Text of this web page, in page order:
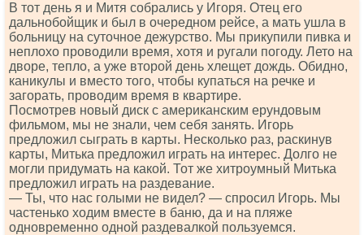
В тот день я и Митя собрались у Игоря. Отец его
дальнобойщик и был в очередном рейсе, а мать ушла в
больницу на суточное дежурство. Мы прикупили пивка и
неплохо проводили время, хотя и ругали погоду. Лето на
дворе, тепло, а уже второй день хлещет дождь. Обидно,
каникулы и вместо того, чтобы купаться на речке и
загорать, проводим время в квартире.
Посмотрев новый диск с американским ерундовым
фильмом, мы не знали, чем себя занять. Игорь
предложил сыграть в карты. Несколько раз, раскинув
карты, Митька предложил играть на интерес. Долго не
могли придумать на какой. Тот же хитроумный Митька
предложил играть на раздевание.
— Ты, что нас голыми не видел? — спросил Игорь. Мы
частенько ходим вместе в баню, да и на пляже
одновременно одной раздевалкой пользуемся.